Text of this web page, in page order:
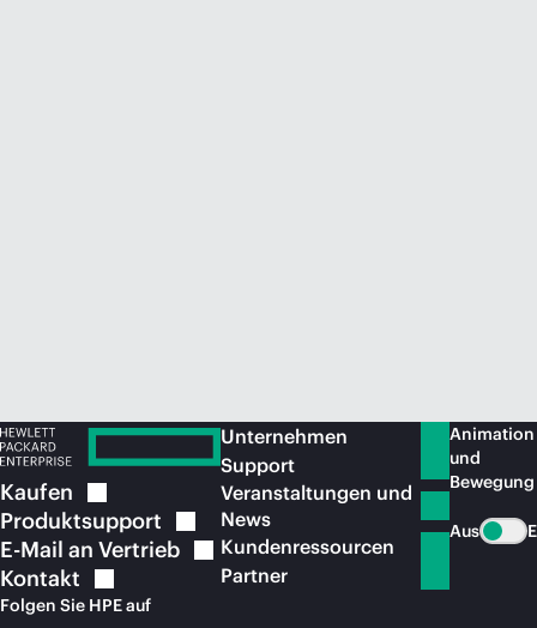
Kaufen
Produktsupport
E-Mail an Vertrieb
Kontakt
Folgen Sie HPE auf
Unternehmen
Support
Veranstaltungen und
News
Kundenressourcen
Partner
Animation
und
Bewegung
Aus